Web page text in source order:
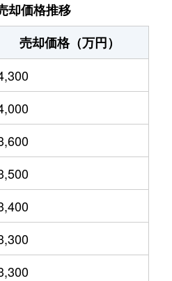
4,400万円
三宅八幡
4,400万円
三宅八幡
4,400万円
三宅八幡
800万円
茶山・京都芸
14,000万円
元田中
2,400万円
出町柳
4,300万円
元田中
4,300万円
元田中
却価格推移
売却価格（万円）